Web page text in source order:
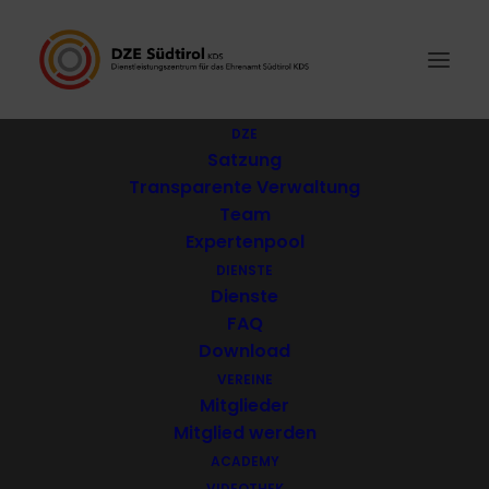
DZE
Satzung
Transparente Verwaltung
Team
Expertenpool
DIENSTE
Dienste
FAQ
Download
VEREINE
Mitglieder
Mitglied werden
ACADEMY
Sabine Bertagnolli, Präsidentin des Vereins „Amigos de Matteo“,